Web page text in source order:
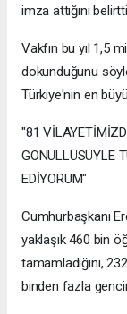
imza attığını
Vakfın bu yıl 1,5
dokunduğunu
Türkiye'nin en
"81
GÖNÜLLÜSÜYLE
EDİYORUM"
Cumhurbaşkanı
yaklaşık 460 bin
tamamladığını,
binden fazla